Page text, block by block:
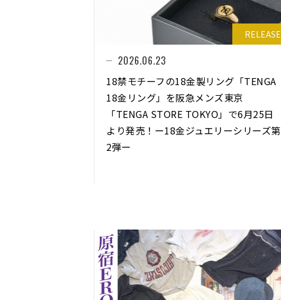
RELEASE
2026.06.23
18禁モチーフの18金製リング「TENGA
18金リング」を阪急メンズ東京
「TENGA STORE TOKYO」で6月25日
より発売！ー18金ジュエリーシリーズ第
2弾ー